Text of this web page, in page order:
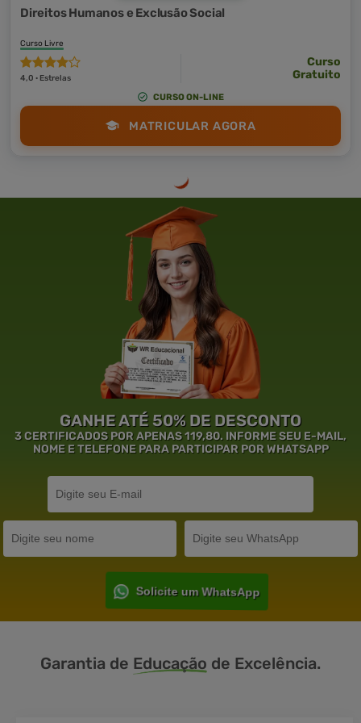
Direitos Humanos e Exclusão Social
Curso Livre
4,0 · Estrelas
Curso
Gratuito
CURSO ON-LINE
MATRICULAR AGORA
GANHE ATÉ 50% DE DESCONTO
3 CERTIFICADOS POR APENAS 119,80. INFORME SEU E-MAIL,
NOME E TELEFONE PARA PARTICIPAR POR WHATSAPP
Solicite um WhatsApp
Garantia de Educação de Excelência.